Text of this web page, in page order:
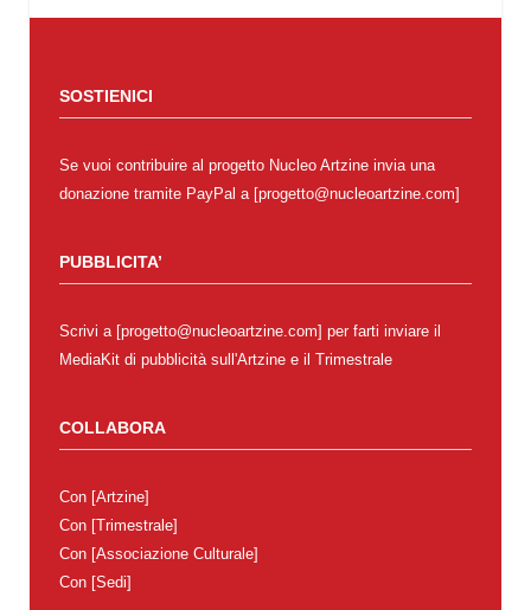
SOSTIENICI
Se vuoi contribuire al progetto Nucleo Artzine invia una
donazione tramite PayPal a [progetto@nucleoartzine.com]
PUBBLICITA’
Scrivi a [progetto@nucleoartzine.com] per farti inviare il
MediaKit di pubblicità sull'Artzine e il Trimestrale
COLLABORA
Con [Artzine]
Con [Trimestrale]
Con [Associazione Culturale]
Con [Sedi]